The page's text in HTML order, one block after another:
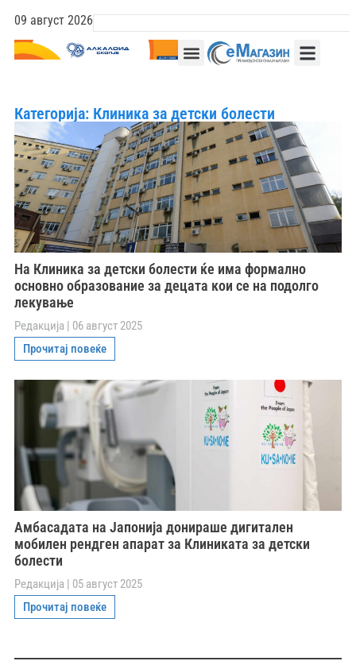
09 август 2026
Категорија: Клиника за детски болести
На Клиника за детски болести ќе има формално
основно образование за децата кои се на подолго
лекување
Редакција
06 август 2025
Прочитај повеќе
Амбасадата на Јапонија донираше дигитален
мобилен рендген апарат за Клиниката за детски
болести
Редакција
05 август 2025
Прочитај повеќе